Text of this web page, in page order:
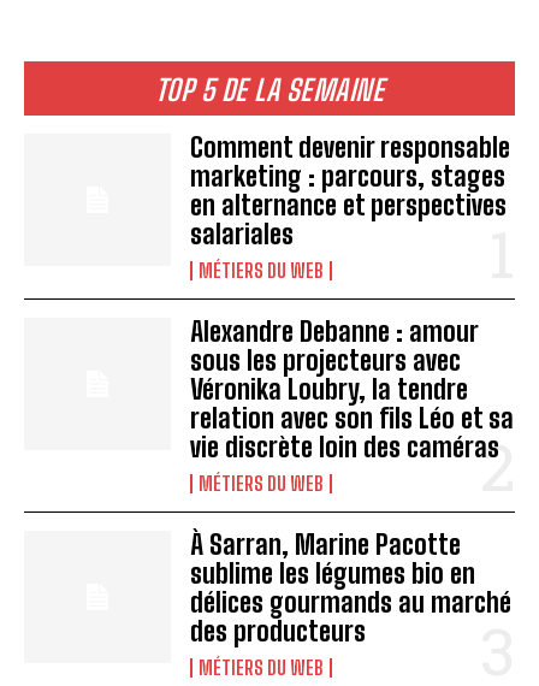
TOP 5 DE LA SEMAINE
Comment devenir responsable
marketing : parcours, stages
en alternance et perspectives
salariales
MÉTIERS DU WEB
Alexandre Debanne : amour
sous les projecteurs avec
Véronika Loubry, la tendre
relation avec son fils Léo et sa
vie discrète loin des caméras
MÉTIERS DU WEB
À Sarran, Marine Pacotte
sublime les légumes bio en
délices gourmands au marché
des producteurs
MÉTIERS DU WEB